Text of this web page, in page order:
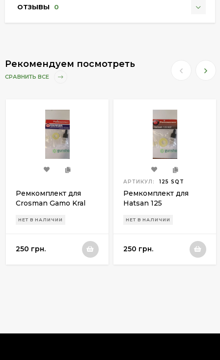
ОТЗЫВЫ 0
Рекомендуем посмотреть
СРАВНИТЬ ВСЕ
Ремкомплект для
Crosman Gamo Kral
НЕТ В НАЛИЧИИ
250 грн.
АРТИКУЛ: 125 SQT
Ремкомплект для
Hatsan 125
НЕТ В НАЛИЧИИ
250 грн.